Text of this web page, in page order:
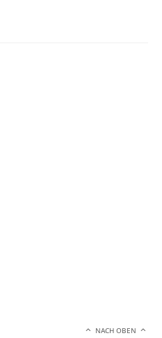
NACH OBEN